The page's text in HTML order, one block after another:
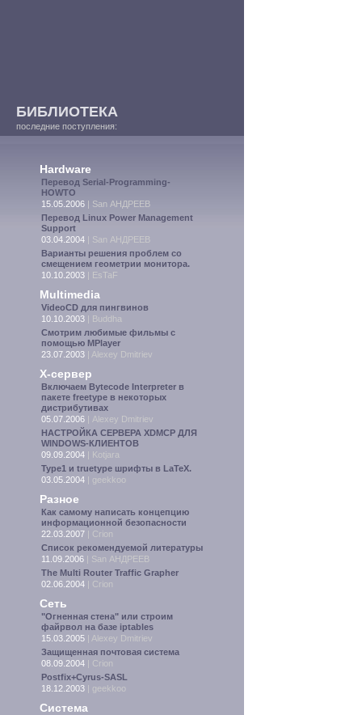
БИБЛИОТЕКА
последние поступления:
Hardware
Перевод Serial-Programming-
HOWTO
15.05.2006 | San АНДРЕЕВ
Перевод Linux Power Management
Support
03.04.2004 | San АНДРЕЕВ
Варианты решения проблем со
смещением геометрии монитора.
10.10.2003 | EsTaF
Multimedia
VideoCD для пингвинов
10.10.2003 | Buddha
Смотрим любимые фильмы с
помощью MPlayer
23.07.2003 | Alexey Dmitriev
X-сервер
Включаем Bytecode Interpreter в
пакете freetype в некоторых
дистрибутивах
05.07.2006 | Alexey Dmitriev
НАСТРОЙКА СЕРВЕРА XDMCP ДЛЯ
WINDOWS-КЛИЕНТОВ
09.09.2004 | Kotjara
Type1 и truetype шрифты в LaTeX.
03.05.2004 | geekkoo
Разное
Как самому написать концепцию
информационной безопасности
22.03.2007 | Crion
Список рекомендуемой литературы
11.09.2006 | San АНДРЕЕВ
The Multi Router Traffic Grapher
02.06.2004 | Crion
Сеть
"Огненная стена" или строим
файрвол на базе iptables
15.03.2005 | Alexey Dmitriev
Защищенная почтовая система
08.09.2004 | Crion
Postfix+Cyrus-SASL
18.12.2003 | geekkoo
Система